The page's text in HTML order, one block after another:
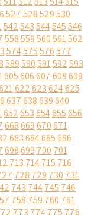
527528529530
542543544545546
558559560561562
574575576577
589590591592593
605606607608609
622623624625
637638639640
652653654655656
668669670671
683684685686
698699 700 701
713 714715 716
728 729 730 731
743 744745 746
758 759 760 761